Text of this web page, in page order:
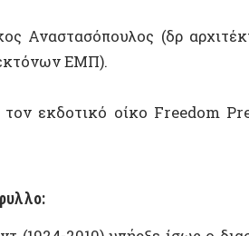
(1924-2010) υπήρξε ίσως ο
μεγάλη κληρονομιά
αποτελεί μία μικρή ανθολογία